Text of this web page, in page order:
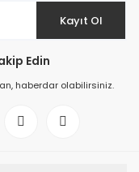
Kayıt Ol
Edin
haberdar olabilirsiniz.